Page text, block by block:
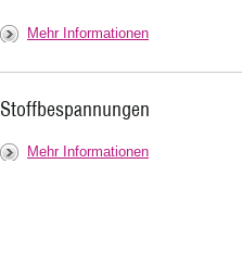
Mehr Informationen
Stoffbespannungen
Mehr Informationen